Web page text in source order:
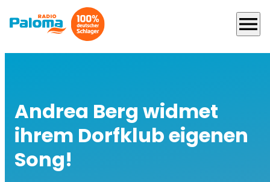
menu
Andrea Berg widmet
ihrem Dorfklub eigenen
Song!